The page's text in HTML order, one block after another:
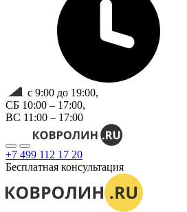
с 9:00 до 19:00,
СБ 10:00 – 17:00,
ВС 11:00 – 17:00
+7 499 112 17 20
Бесплатная консультация